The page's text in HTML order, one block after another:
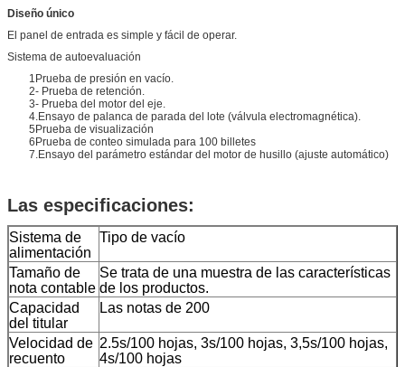
Diseño único
El panel de entrada es simple y fácil de operar.
Sistema de autoevaluación
1Prueba de presión en vacío.
2- Prueba de retención.
3- Prueba del motor del eje.
4.Ensayo de palanca de parada del lote (válvula electromagnética).
5Prueba de visualización
6Prueba de conteo simulada para 100 billetes
7.Ensayo del parámetro estándar del motor de husillo (ajuste automático)
Las especificaciones:
Sistema de
alimentación
Tipo de vacío
Tamaño de
nota contable
Se trata de una muestra de las características
de los productos.
Capacidad
del titular
Las notas de 200
Velocidad de
recuento
2.5s/100 hojas, 3s/100 hojas, 3,5s/100 hojas,
4s/100 hojas